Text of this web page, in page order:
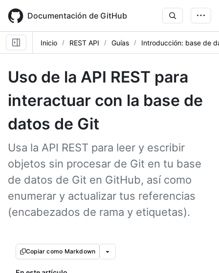
main
content
Documentación de GitHub
Inicio REST API Guías Introducción: base de
Uso de la API REST para
interactuar con la base de
datos de Git
Usa la API REST para leer y escribir
objetos sin procesar de Git en tu base
de datos de Git en GitHub, así como
enumerar y actualizar tus referencias
(encabezados de rama y etiquetas).
Copiar como Markdown